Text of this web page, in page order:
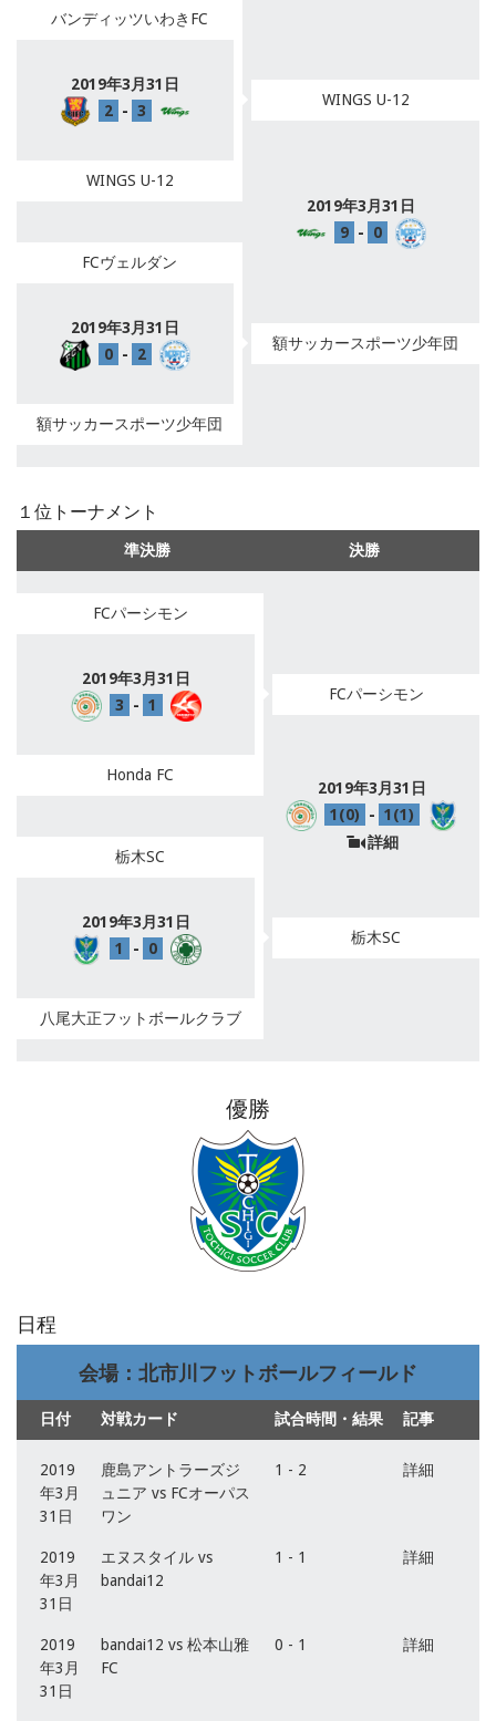
バンディッツいわきFC
2019年3月31日
2 - 3
WINGS U-12
2019年3月31日
9 - 0
WINGS U-12
FCヴェルダン
2019年3月31日
0 - 2
額サッカースポーツ少年団
額サッカースポーツ少年団
１位トーナメント
準決勝 決勝
FCパーシモン
2019年3月31日
3
- 1
FCパーシモン
2019年3月31日
1(0)
- 1(1)
詳細
Honda FC
栃木SC
2019年3月31日
1
- 0
栃木SC
八尾大正フットボールクラブ
優勝
日程
会場：北市川フットボールフィールド
日付 対戦カード 試合時間・結果 記事
2019
年3月
31日
鹿島アントラーズジ
ュニア vs FCオーパス
ワン
1 - 2 詳細
2019
年3月
31日
エヌスタイル vs
bandai12
1 - 1 詳細
2019
年3月
31日
bandai12 vs 松本山雅
FC
0 - 1 詳細